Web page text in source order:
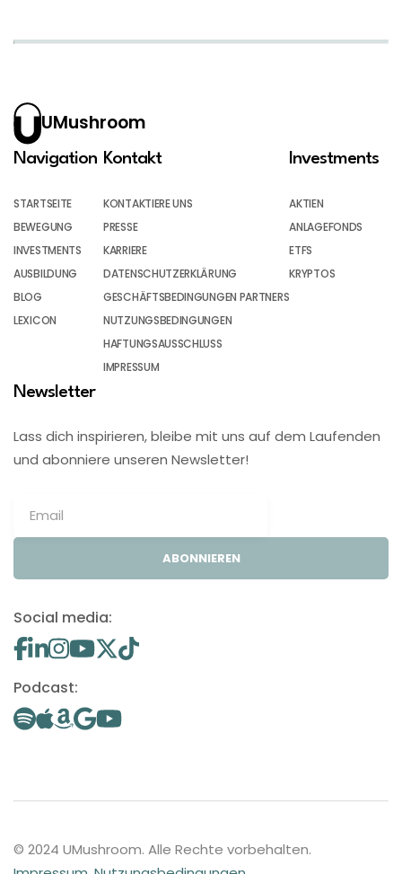
UMushroom
Navigation
STARTSEITE
BEWEGUNG
INVESTMENTS
AUSBILDUNG
BLOG
LEXICON
Kontakt
KONTAKTIERE UNS
PRESSE
KARRIERE
DATENSCHUTZERKLÄRUNG
GESCHÄFTSBEDINGUNGEN PARTNERS
NUTZUNGSBEDINGUNGEN
HAFTUNGSAUSSCHLUSS
IMPRESSUM
Investments
AKTIEN
ANLAGEFONDS
ETFS
KRYPTOS
Newsletter
Lass dich inspirieren, bleibe mit uns auf dem Laufenden
und abonniere unseren Newsletter!
ABONNIEREN
Social media:
Podcast:
© 2024 UMushroom. Alle Rechte vorbehalten.